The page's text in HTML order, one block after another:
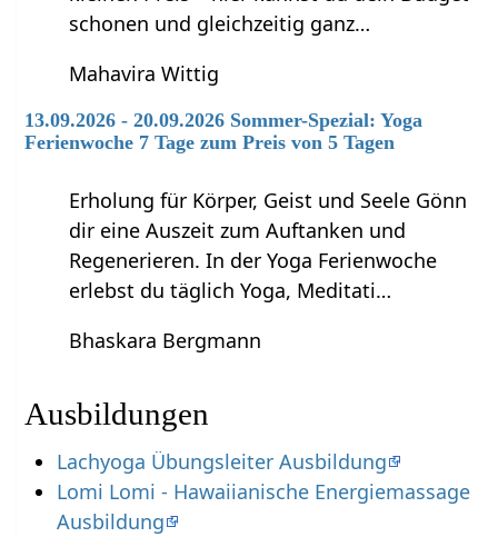
schonen und gleichzeitig ganz…
Mahavira Wittig
13.09.2026 - 20.09.2026 Sommer-Spezial: Yoga
Ferienwoche 7 Tage zum Preis von 5 Tagen
Erholung für Körper, Geist und Seele Gönn
dir eine Auszeit zum Auftanken und
Regenerieren. In der Yoga Ferienwoche
erlebst du täglich Yoga, Meditati…
Bhaskara Bergmann
Ausbildungen
Lachyoga Übungsleiter Ausbildung
Lomi Lomi - Hawaiianische Energiemassage
Ausbildung